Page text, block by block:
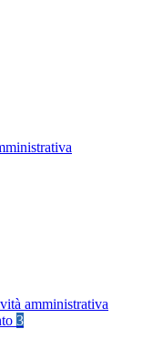
amministrativa
3